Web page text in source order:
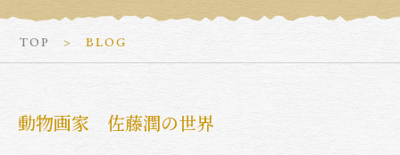
TOP BLOG
動物画家 佐藤潤の世界